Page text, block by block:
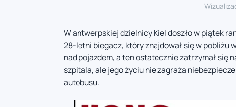
W antwerpskiej dzielnicy Kiel doszło w piątek
28-letni biegacz, który znajdował się w pobliżu
nad pojazdem, a ten ostatecznie zatrzymał się
szpitala, ale jego życiu nie zagraża
autobusu.